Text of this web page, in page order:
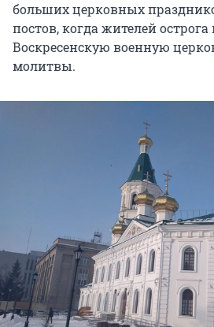
больших церковных
постов, когда жителей острога
Воскресенскую военную
молитвы.